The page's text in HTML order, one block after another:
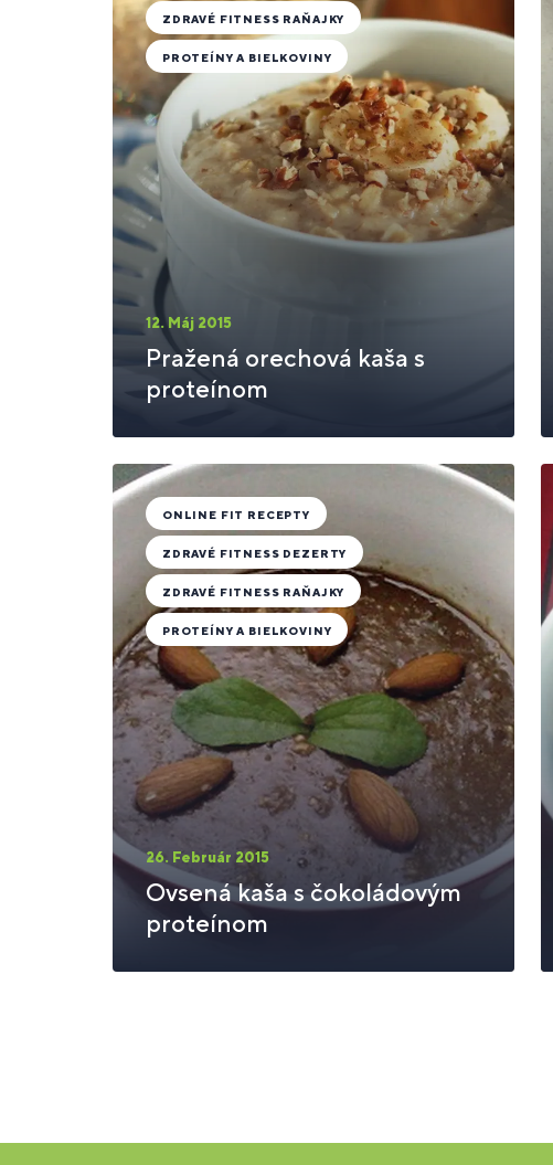
12. Máj 2015
Pražená orechová kaša s
proteínom
ZDRAVÉ FITNESS RAŇAJKY
PROTEÍNY A BIELKOVINY
26. Február 2015
Ovsená kaša s čokoládovým
proteínom
ONLINE FIT RECEPTY
ZDRAVÉ FITNESS DEZERTY
ZDRAVÉ FITNESS RAŇAJKY
PROTEÍNY A BIELKOVINY